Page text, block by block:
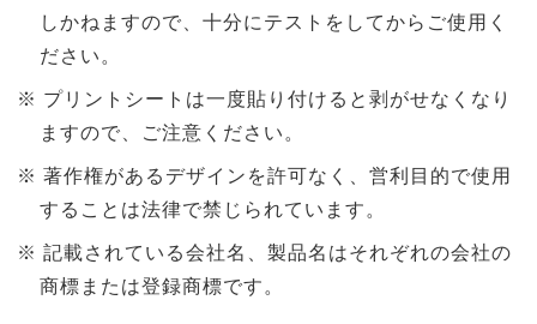
しかねますので、十分にテストをしてからご使用く
ださい。
プリントシートは一度貼り付けると剥がせなくなり
ますので、ご注意ください。
著作権があるデザインを許可なく、営利目的で使用
することは法律で禁じられています。
記載されている会社名、製品名はそれぞれの会社の
商標または登録商標です。